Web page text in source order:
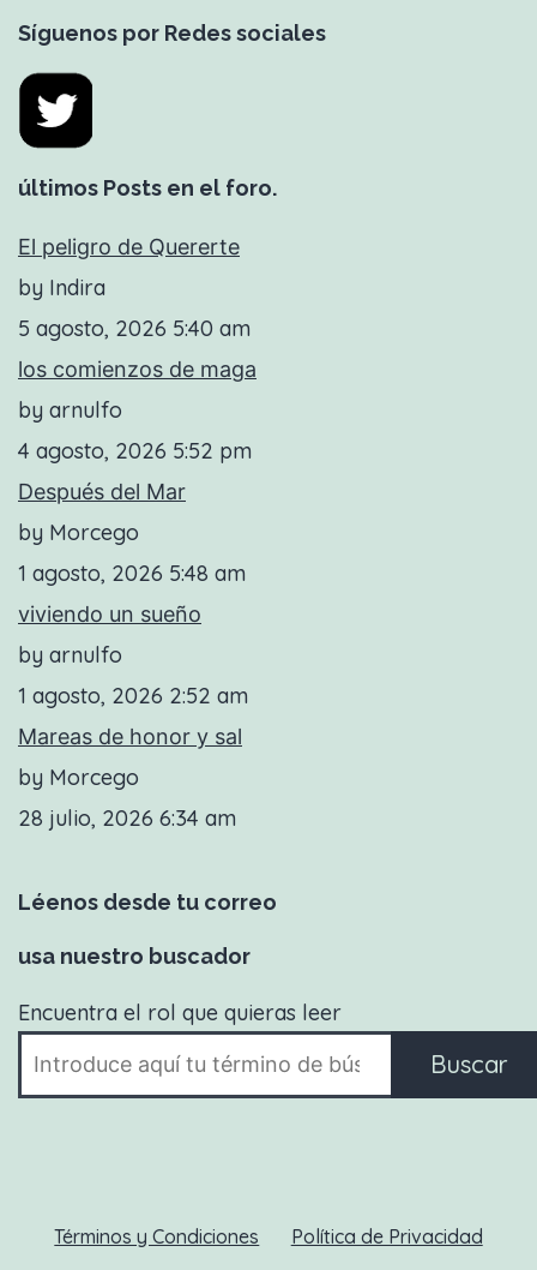
Síguenos por Redes sociales
últimos Posts en el foro.
El peligro de Quererte
by Indira
5 agosto, 2026 5:40 am
los comienzos de maga
by arnulfo
4 agosto, 2026 5:52 pm
Después del Mar
by Morcego
1 agosto, 2026 5:48 am
viviendo un sueño
by arnulfo
1 agosto, 2026 2:52 am
Mareas de honor y sal
by Morcego
28 julio, 2026 6:34 am
Léenos desde tu correo
usa nuestro buscador
Encuentra el rol que quieras leer
Buscar
Términos y Condiciones Política de Privacidad